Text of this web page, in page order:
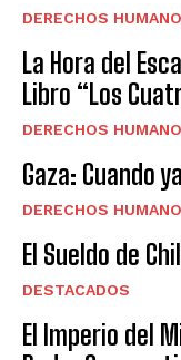
DERECHOS
La Hora del
Libro “Los
DERECHOS
Gaza: Cuando
DERECHOS
El Sueldo de
DESTACADOS
El Imperio del